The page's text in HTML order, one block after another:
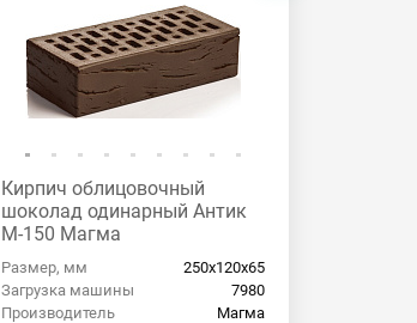
Кирпич облицовочный
шоколад одинарный Антик
М-150 Магма
Размер, мм
250х120х65
Загрузка машины
7980
Производитель
Магма